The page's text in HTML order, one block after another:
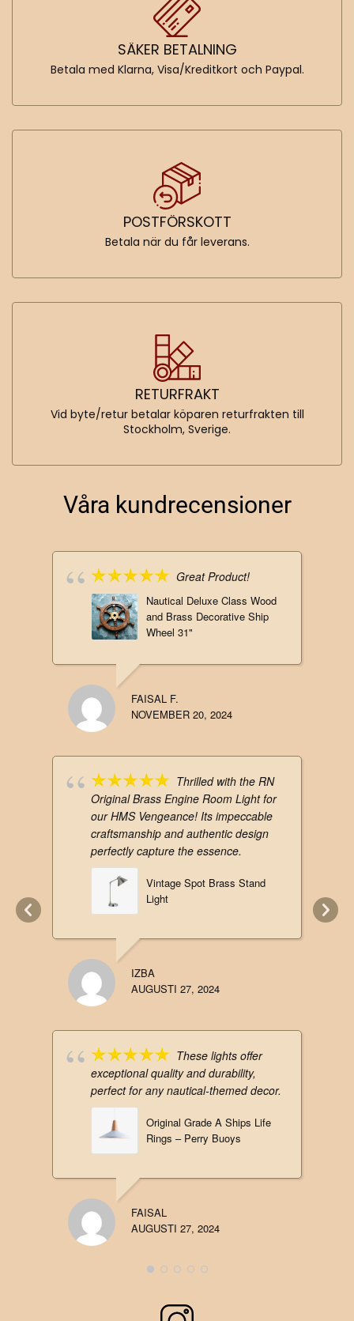
SÄKER BETALNING
Betala med Klarna, Visa/Kreditkort och Paypal.
POSTFÖRSKOTT
Betala när du får leverans.
RETURFRAKT
Vid byte/retur betalar köparen returfrakten till
Stockholm, Sverige.
Våra kundrecensioner
Great Product!
Nautical Deluxe Class Wood
and Brass Decorative Ship
Wheel 31"
FAISAL F.
NOVEMBER 20, 2024
Thrilled with the RN
Original Brass Engine Room Light for
our HMS Vengeance! Its impeccable
craftsmanship and authentic design
perfectly capture the essence.
Vintage Spot Brass Stand
Light
IZBA
AUGUSTI 27, 2024
These lights offer
exceptional quality and durability,
perfect for any nautical-themed decor.
Original Grade A Ships Life
Rings – Perry Buoys
FAISAL
AUGUSTI 27, 2024